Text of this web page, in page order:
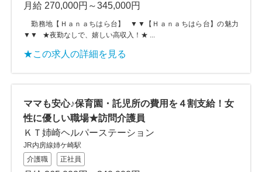
月給 270,000円～345,000円
勤務地【Ｈａｎａちはら台】 ▼▼【Ｈａｎａちはら台】の魅力
▼▼ ★夜勤なしで、嬉しい高収入！★ ...
★この求人の詳細を見る
ママも安心♪保育園・託児所の費用を４割支給！女
性に優しい職場★訪問介護員
ＫＴ姉崎ヘルパーステーション
JR内房線姉ケ崎駅
介護職
正社員